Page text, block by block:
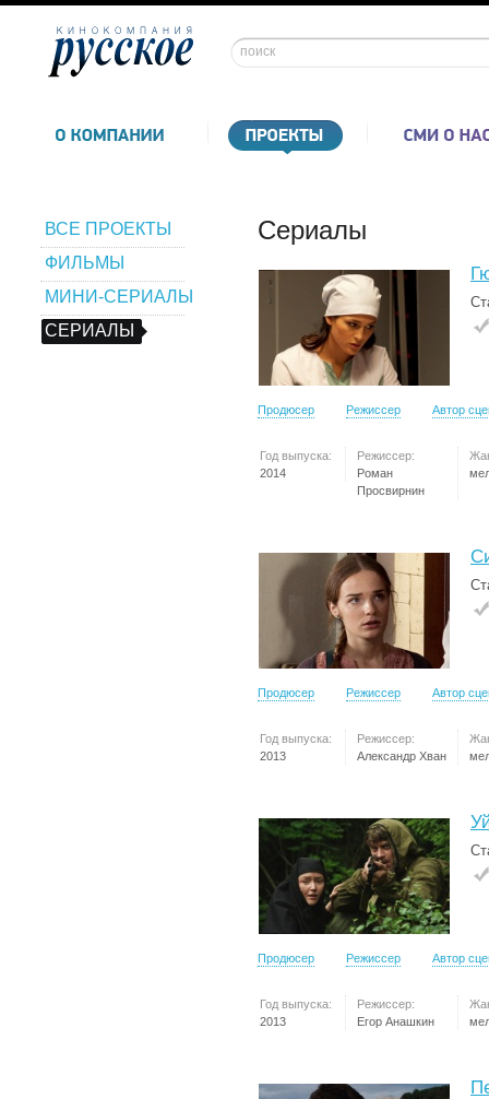
ВСЕ ПРОЕКТЫ
ФИЛЬМЫ
МИНИ-СЕРИАЛЫ
СЕРИАЛЫ
Сериалы
Продюсер Режиссер Автор
Год выпуска:
2014
Режиссер:
Роман
Просвирнин
Продюсер Режиссер Автор
Год выпуска:
2013
Режиссер:
Александр Хван
Продюсер Режиссер Автор
Год выпуска:
2013
Режиссер:
Егор Анашкин